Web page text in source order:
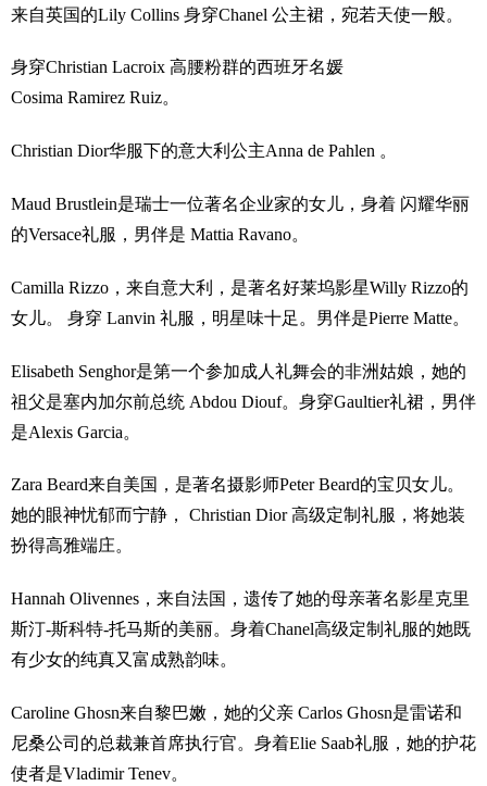
来自英国的Lily Collins 身穿Chanel 公主裙，宛若天使一般。
身穿Christian Lacroix 高腰粉群的西班牙名媛
Cosima Ramirez Ruiz。
Christian Dior华服下的意大利公主Anna de Pahlen 。
Maud Brustlein是瑞士一位著名企业家的女儿，身着 闪耀华丽
的Versace礼服，男伴是 Mattia Ravano。
Camilla Rizzo，来自意大利，是著名好莱坞影星Willy Rizzo的
女儿。 身穿 Lanvin 礼服，明星味十足。男伴是Pierre Matte。
Elisabeth Senghor是第一个参加成人礼舞会的非洲姑娘，她的
祖父是塞内加尔前总统 Abdou Diouf。身穿Gaultier礼裙，男伴
是Alexis Garcia。
Zara Beard来自美国，是著名摄影师Peter Beard的宝贝女儿。
她的眼神忧郁而宁静， Christian Dior 高级定制礼服，将她装
扮得高雅端庄。
Hannah Olivennes，来自法国，遗传了她的母亲著名影星克里
斯汀-斯科特-托马斯的美丽。身着Chanel高级定制礼服的她既
有少女的纯真又富成熟韵味。
Caroline Ghosn来自黎巴嫩，她的父亲 Carlos Ghosn是雷诺和
尼桑公司的总裁兼首席执行官。身着Elie Saab礼服，她的护花
使者是Vladimir Tenev。